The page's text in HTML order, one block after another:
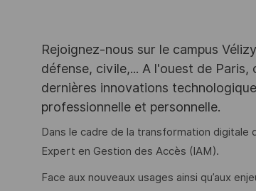
Rejoignez-nous sur le campus
défense, civile,... A l'ouest de
dernières innovations
professionnelle et personnelle.
Dans le cadre de la transformation
Expert en Gestion des Accès (IAM).
Face aux nouveaux usages ainsi qu’aux